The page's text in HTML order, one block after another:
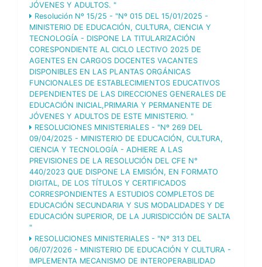
JÓVENES Y ADULTOS. "
Resolución Nº 15/25 - "Nº 015 DEL 15/01/2025 -
MINISTERIO DE EDUCACIÓN, CULTURA, CIENCIA Y
TECNOLOGÍA - DISPONE LA TITULARIZACIÓN
CORESPONDIENTE AL CICLO LECTIVO 2025 DE
AGENTES EN CARGOS DOCENTES VACANTES
DISPONIBLES EN LAS PLANTAS ORGÁNICAS
FUNCIONALES DE ESTABLECIMIENTOS EDUCATIVOS
DEPENDIENTES DE LAS DIRECCIONES GENERALES DE
EDUCACIÓN INICIAL,PRIMARIA Y PERMANENTE DE
JÓVENES Y ADULTOS DE ESTE MINISTERIO. "
RESOLUCIONES MINISTERIALES - "Nº 269 DEL
09/04/2025 - MINISTERIO DE EDUCACIÓN, CULTURA,
CIENCIA Y TECNOLOGÍA - ADHIERE A LAS
PREVISIONES DE LA RESOLUCIÓN DEL CFE N°
440/2023 QUE DISPONE LA EMISIÓN, EN FORMATO
DIGITAL, DE LOS TÍTULOS Y CERTIFICADOS
CORRESPONDIENTES A ESTUDIOS COMPLETOS DE
EDUCACIÓN SECUNDARIA Y SUS MODALIDADES Y DE
EDUCACIÓN SUPERIOR, DE LA JURISDICCIÓN DE SALTA
"
RESOLUCIONES MINISTERIALES - "Nº 313 DEL
06/07/2026 - MINISTERIO DE EDUCACIÓN Y CULTURA -
IMPLEMENTA MECANISMO DE INTEROPERABILIDAD